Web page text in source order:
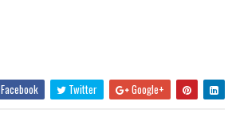
Facebook Twitter Google+